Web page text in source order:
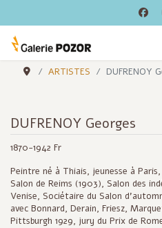
ARTISTES DUFRENOY
DUFRENOY Georges
1870-1942 Fr
Peintre né à Thiais, jeunesse à
Salon de Reims (1903), Salon des
Venise, Sociétaire du Salon
avec Bonnard, Derain, Friesz,
Pittsburgh 1929, jury du Prix de